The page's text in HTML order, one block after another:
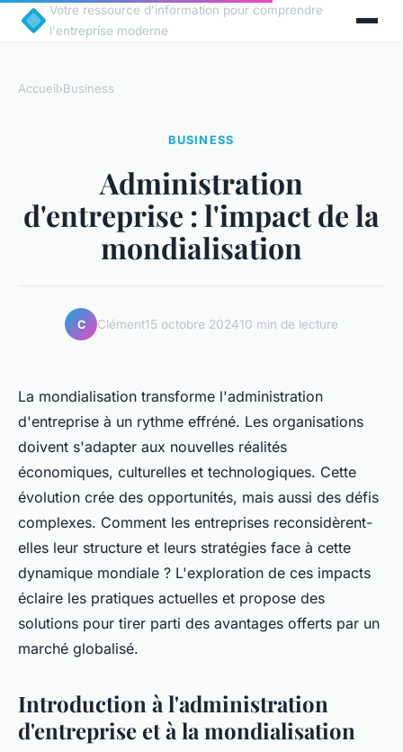
Votre ressource d'information pour comprendre
l'entreprise moderne
Accueil›Business
BUSINESS
Administration
d'entreprise : l'impact de la
mondialisation
C Clément15 octobre 202410 min de lecture
La mondialisation transforme l'administration
d'entreprise à un rythme effréné. Les organisations
doivent s'adapter aux nouvelles réalités
économiques, culturelles et technologiques. Cette
évolution crée des opportunités, mais aussi des défis
complexes. Comment les entreprises reconsidèrent-
elles leur structure et leurs stratégies face à cette
dynamique mondiale ? L'exploration de ces impacts
éclaire les pratiques actuelles et propose des
solutions pour tirer parti des avantages offerts par un
marché globalisé.
Introduction à l'administration
d'entreprise et à la mondialisation